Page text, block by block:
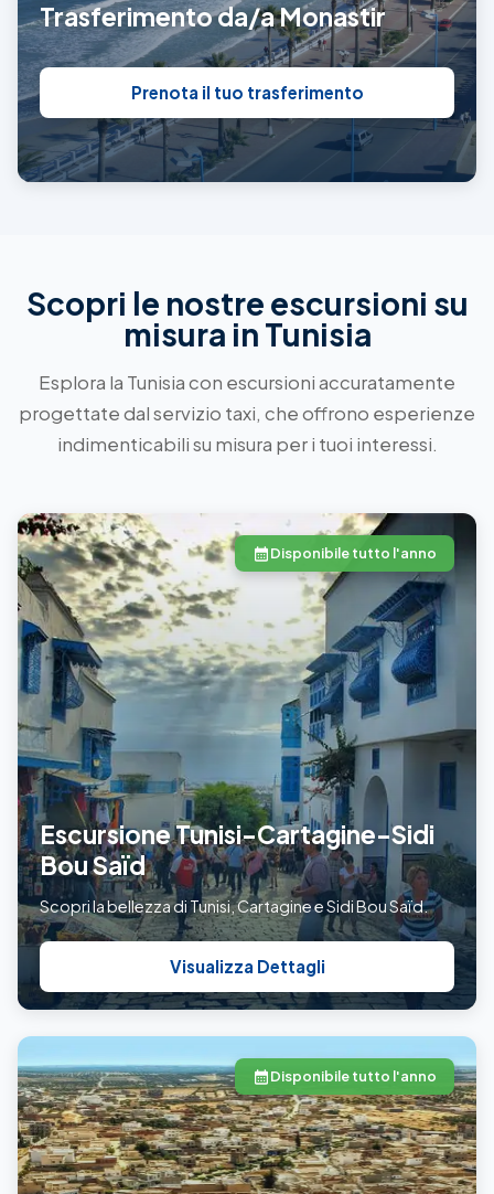
Trasferimento da/a Monastir
Prenota il tuo trasferimento
Scopri le nostre escursioni su
misura in Tunisia
Esplora la Tunisia con escursioni accuratamente
progettate dal servizio taxi, che offrono esperienze
indimenticabili su misura per i tuoi interessi.
Disponibile tutto l'anno
Escursione Tunisi-Cartagine-Sidi
Bou Saïd
Scopri la bellezza di Tunisi, Cartagine e Sidi Bou Saïd.
Visualizza Dettagli
Disponibile tutto l'anno